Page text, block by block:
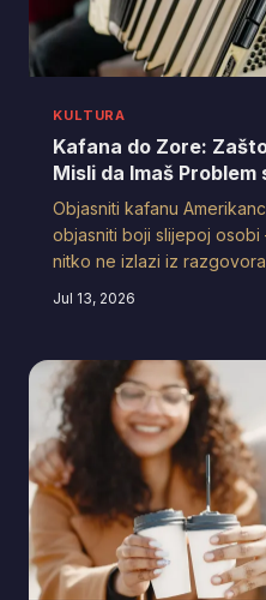
KULTURA
Kafana do Zore:
Misli da Imaš Problem
Objasniti kafanu
objasniti boji slijepoj
nitko ne izlazi iz
Jul 13, 2026